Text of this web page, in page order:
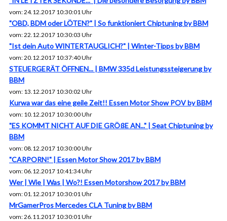
vom: 24.12.2017 10:30:01 Uhr
"OBD, BDM oder LÖTEN?" | So funktioniert Chiptuning by BBM
vom: 22.12.2017 10:30:03 Uhr
"Ist dein Auto WINTERTAUGLICH?" | Winter-Tipps by BBM
vom: 20.12.2017 10:37:40 Uhr
STEUERGERÄT ÖFFNEN... | BMW 335d Leistungssteigerung by
BBM
vom: 13.12.2017 10:30:02 Uhr
Kurwa war das eine geile Zeit!! Essen Motor Show POV by BBM
vom: 10.12.2017 10:30:00 Uhr
"ES KOMMT NICHT AUF DIE GRÖßE AN..." | Seat Chiptuning by
BBM
vom: 08.12.2017 10:30:00 Uhr
"CARPORN!" | Essen Motor Show 2017 by BBM
vom: 06.12.2017 10:41:34 Uhr
Wer | Wie | Was | Wo?! Essen Motorshow 2017 by BBM
vom: 01.12.2017 10:30:01 Uhr
MrGamerPros Mercedes CLA Tuning by BBM
vom: 26.11.2017 10:30:01 Uhr